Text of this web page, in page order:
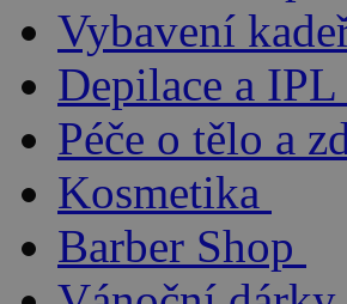
Vybavení
Depilace a IPL
Péče o tělo a
Kosmetika
Barber Shop